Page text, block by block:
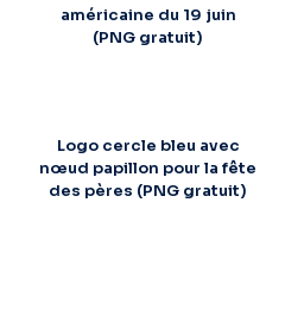
américaine du 19 juin
(PNG gratuit)
Logo cercle bleu avec
nœud papillon pour la fête
des pères (PNG gratuit)